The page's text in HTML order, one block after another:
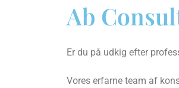
Ab
Er du på udkig efter
Vores erfarne team af